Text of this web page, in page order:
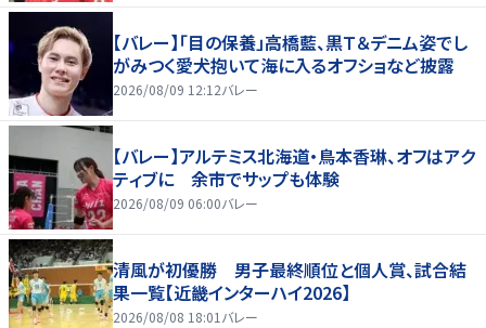
【バレー】「目の保養」高橋藍、黒Ｔ＆デニム姿でし
がみつく愛犬抱いて海に入るオフショなど披露
2026/08/09 12:12バレー
【バレー】アルテミス北海道・鳥本香琳、オフはアク
ティブに 余市でサップも体験
2026/08/09 06:00バレー
清風が初優勝 男子最終順位と個人賞、試合結
果一覧【近畿インターハイ2026】
2026/08/08 18:01 バレー